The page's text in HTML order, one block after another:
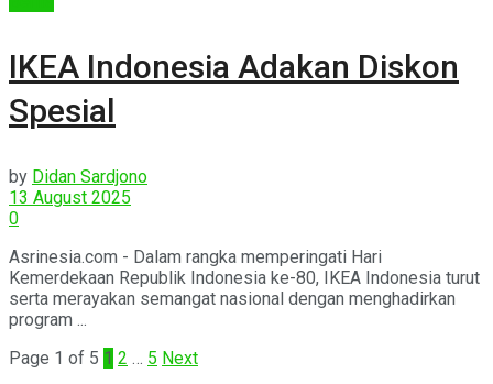
IKEA Indonesia Adakan Diskon
Spesial
by Didan Sardjono
13 August 2025
0
Asrinesia.com - Dalam rangka memperingati Hari
Kemerdekaan Republik Indonesia ke-80, IKEA Indonesia turut
serta merayakan semangat nasional dengan menghadirkan
program ...
Page 1 of 5 1 2 … 5 Next